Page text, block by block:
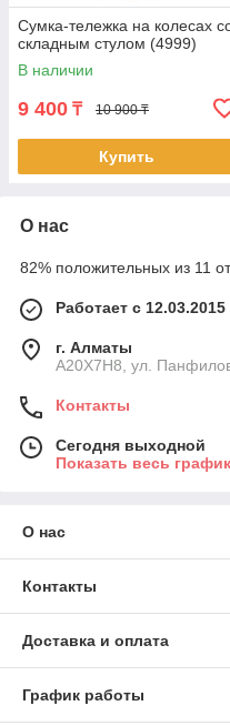
Сумка-тележка на колесах
складным стулом (4999)
В наличии
9 400 ₸ 10 900 ₸
Купить
О нас
82% положительных из 11
Работает с 12.03.2015
г. Алматы
A20X7H8, ул.
Контакты
Сегодня выходной
Показать весь
О нас
Контакты
Доставка и оплата
График работы